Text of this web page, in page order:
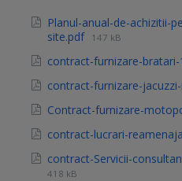
Planul-anual-de-achizitii-
site.pdf 147 kB
contract-furnizare-
contract-furnizare-
Contract-furnizare-
contract-lucrari-
contract-Servicii-
418 kB